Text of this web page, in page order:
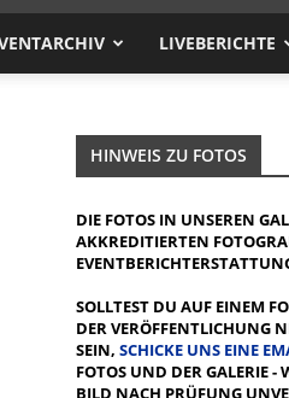
LIVEBERICHTE
HINWEIS ZU FOTOS
DIE FOTOS IN UNSEREN
AKKREDITIERTEN
SOLLTEST DU AUF EINEM
DER VERÖFFENTLICHUNG
SEIN, SCHICKE UNS EINE
FOTOS UND DER GALERIE -
BILD NACH PRÜFUNG